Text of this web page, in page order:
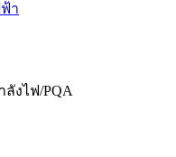
า
งไฟ/PQA